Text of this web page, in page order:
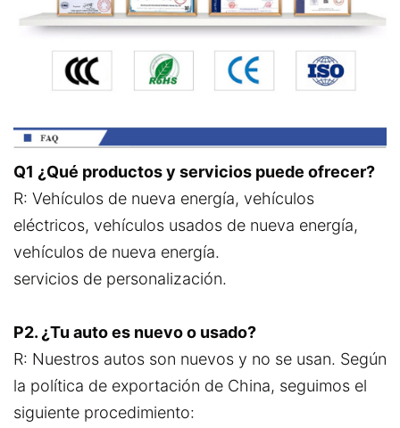
Q1 ¿Qué productos y servicios puede ofrecer?
R: Vehículos de nueva energía, vehículos
eléctricos, vehículos usados de nueva energía,
vehículos de nueva energía.
servicios de personalización.
P2. ¿Tu auto es nuevo o usado?
R: Nuestros autos son nuevos y no se usan. Según
la política de exportación de China, seguimos el
siguiente procedimiento: